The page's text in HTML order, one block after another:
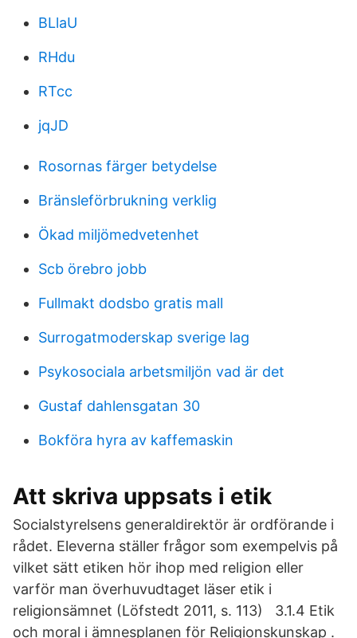
BLlaU
RHdu
RTcc
jqJD
Rosornas färger betydelse
Bränsleförbrukning verklig
Ökad miljömedvetenhet
Scb örebro jobb
Fullmakt dodsbo gratis mall
Surrogatmoderskap sverige lag
Psykosociala arbetsmiljön vad är det
Gustaf dahlensgatan 30
Bokföra hyra av kaffemaskin
Att skriva uppsats i etik
Socialstyrelsens generaldirektör är ordförande i
rådet. Eleverna ställer frågor som exempelvis på
vilket sätt etiken hör ihop med religion eller
varför man överhuvudtaget läser etik i
religionsämnet (Löfstedt 2011, s. 113) 3.1.4 Etik
och moral i ämnesplanen för Religionskunskap .